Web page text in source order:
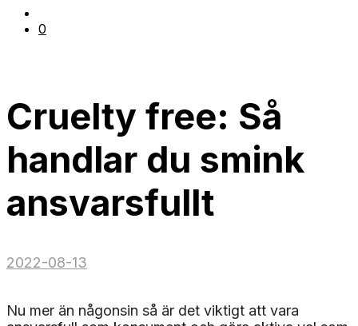
0
Cruelty free: Så
handlar du smink
ansvarsfullt
2022-08-13
Nu mer än någonsin så är det viktigt att vara